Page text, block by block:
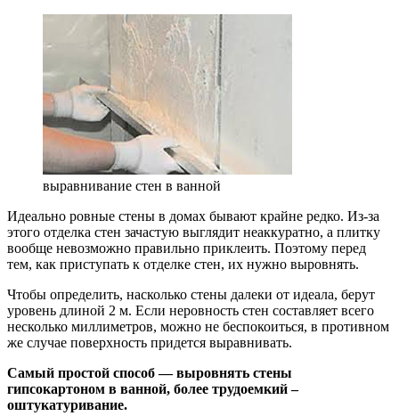
выравнивание стен в ванной
Идеально ровные стены в домах бывают крайне редко. Из-за
этого отделка стен зачастую выглядит неаккуратно, а плитку
вообще невозможно правильно приклеить. Поэтому перед
тем, как приступать к отделке стен, их нужно выровнять.
Чтобы определить, насколько стены далеки от идеала, берут
уровень длиной 2 м. Если неровность стен составляет всего
несколько миллиметров, можно не беспокоиться, в противном
же случае поверхность придется выравнивать.
Самый простой способ — выровнять стены
гипсокартоном в ванной, более трудоемкий –
оштукатуривание.